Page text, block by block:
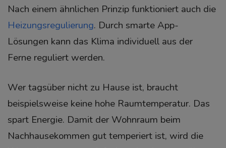
Nach einem ähnlichen Prinzip funktioniert auch die
Heizungsregulierung. Durch smarte App-
Lösungen kann das Klima individuell aus der
Ferne reguliert werden.
Wer tagsüber nicht zu Hause ist, braucht
beispielsweise keine hohe Raumtemperatur. Das
spart Energie. Damit der Wohnraum beim
Nachhausekommen gut temperiert ist, wird die